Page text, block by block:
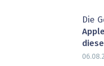
Die